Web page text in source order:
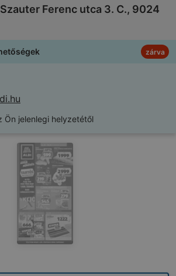
Ferenc utca 3. C., 9024
zárva
Ön jelenlegi helyzetétől